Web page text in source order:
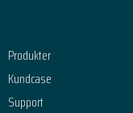
Produkter
Kundcase
Support